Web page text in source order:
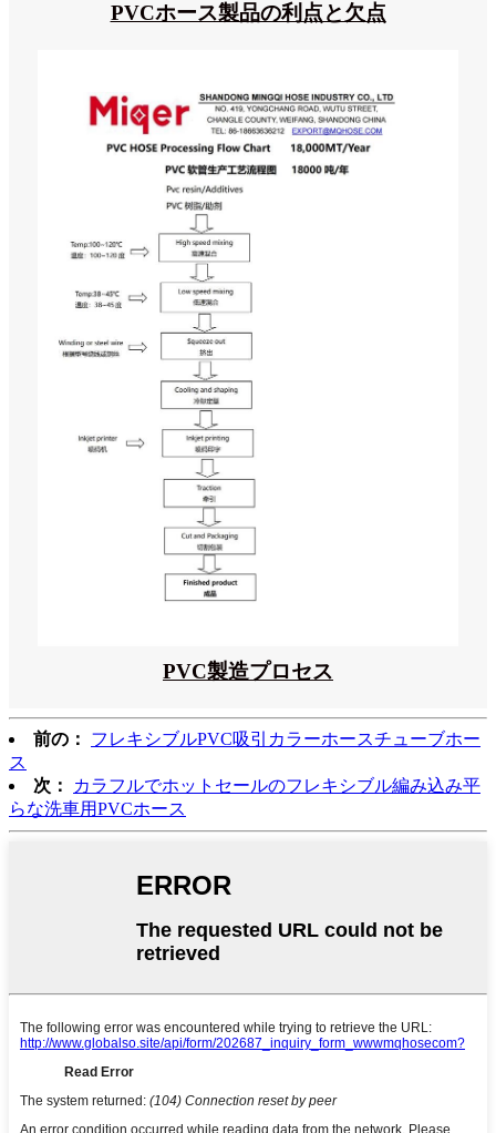
PVCホース製品の利点と欠点
PVC製造プロセス
前の：
フレキシブルPVC吸引カラーホースチューブホー
ス
次：
カラフルでホットセールのフレキシブル編み込み平
らな洗車用PVCホース